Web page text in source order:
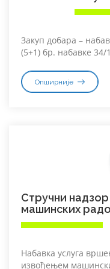
Закуп добара –
(5+1) бр. набавке 34/
Опширније
Стручни
машинских
Набавка услуга
извођењем